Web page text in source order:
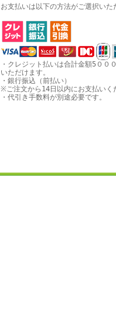
お支払いは以下の方法がご選択いた
・クレジット払いは合計金額5００
いただけます。
・銀行振込（前払い）
※ご注文から14日以内にお支払いく
・代引き手数料が別途必要です。